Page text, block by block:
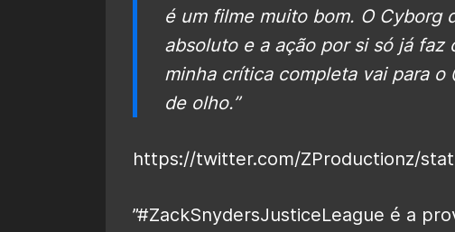
é um filme muito bom. O Cyborg
absoluto e a ação por si só já faz
minha crítica completa vai para o
de olho.”
https://twitter.com/ZProductionz/
”#ZackSnydersJusticeLeague é a